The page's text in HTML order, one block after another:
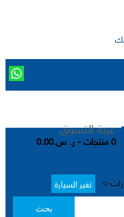
عربة التسوق
0 منتجات - ر. س.0.00
> تغير السيارة
بحث